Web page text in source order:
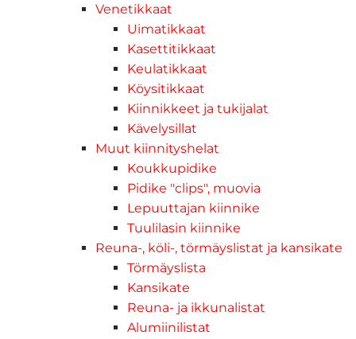
Venetikkaat
Uimatikkaat
Kasettitikkaat
Keulatikkaat
Köysitikkaat
Kiinnikkeet ja tukijalat
Kävelysillat
Muut kiinnityshelat
Koukkupidike
Pidike "clips", muovia
Lepuuttajan kiinnike
Tuulilasin kiinnike
Reuna-, köli-, törmäyslistat ja kansikate
Törmäyslista
Kansikate
Reuna- ja ikkunalistat
Alumiinilistat